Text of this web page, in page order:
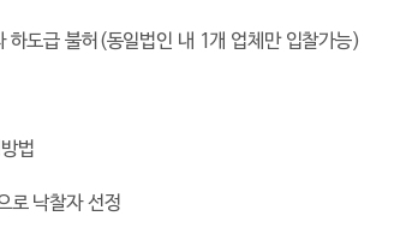
하도급 불허 (동일법인 내 1 개 업체만 입찰가능)
법
로 낙찰자 선정